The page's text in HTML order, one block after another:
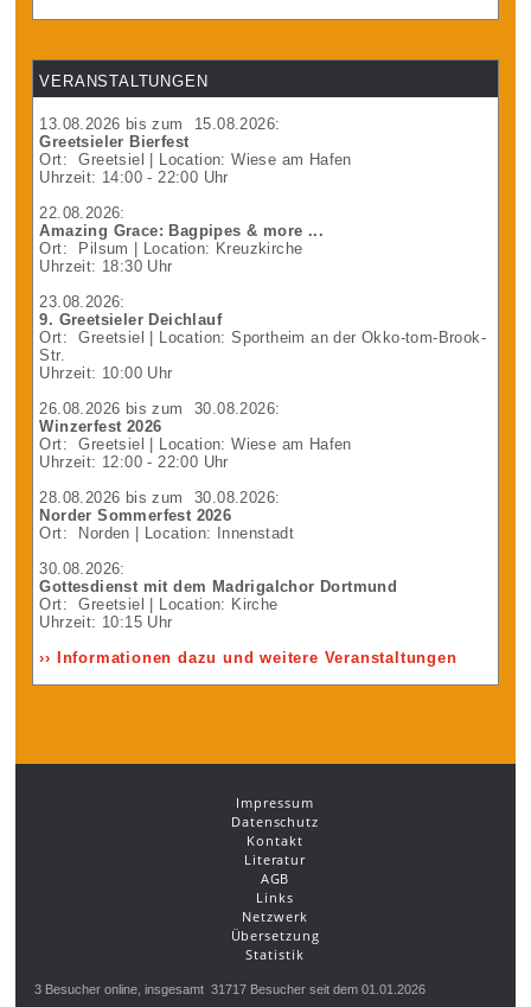
VERANSTALTUNGEN
13.08.2026 bis zum 15.08.2026:
Greetsieler Bierfest
Ort:
Greetsiel
| Location: Wiese am Hafen
Uhrzeit: 14:00 - 22:00 Uhr
22.08.2026:
Amazing Grace: Bagpipes & more ...
Ort:
Pilsum
| Location: Kreuzkirche
Uhrzeit: 18:30 Uhr
23.08.2026:
9. Greetsieler Deichlauf
Ort:
Greetsiel
| Location: Sportheim an der Okko-tom-Brook-
Str.
Uhrzeit: 10:00 Uhr
26.08.2026 bis zum 30.08.2026:
Winzerfest 2026
Ort:
Greetsiel
| Location: Wiese am Hafen
Uhrzeit: 12:00 - 22:00 Uhr
28.08.2026 bis zum 30.08.2026:
Norder Sommerfest 2026
Ort:
Norden | Location: Innenstadt
30.08.2026:
Gottesdienst mit dem Madrigalchor Dortmund
Ort:
Greetsiel
| Location: Kirche
Uhrzeit: 10:15 Uhr
›› Informationen dazu und weitere Veranstaltungen
Impressum
Datenschutz
Kontakt
Literatur
AGB
Links
Netzwerk
Übersetzung
Statistik